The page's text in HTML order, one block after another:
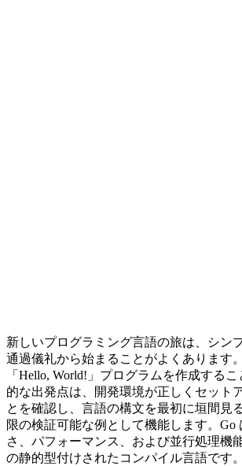
新しいプログラミング言語の旅は、シン
通過儀礼から始まることがよくあります
「Hello, World!」プログラムを作成する
的な出発点は、開発環境が正しくセット
とを確認し、言語の構文を最初に垣間見
限の検証可能な例として機能します。Go
さ、パフォーマンス、および並行処理機
の静的型付けされたコンパイル言語です